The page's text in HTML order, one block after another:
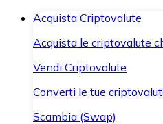
Acquista Criptovalute
Acquista le criptovalute
Vendi Criptovalute
Converti le tue
Scambia (Swap)